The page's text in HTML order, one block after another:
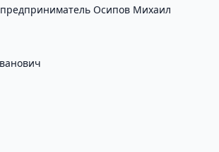
Осипов Михаил